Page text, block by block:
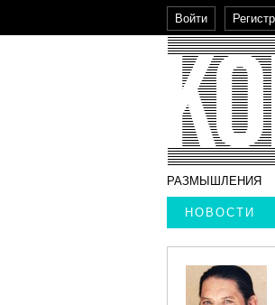
РАЗМЫШЛЕНИЯ
НОВОСТИ